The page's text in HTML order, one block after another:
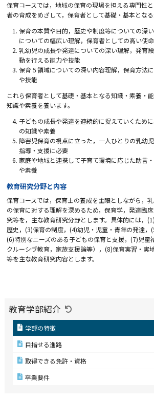
保育コースでは，地域の保育の現場を担える専門性
者の育成をめざして，保育者として基礎・基本となる
保育の本質や目的，歴史や制度等についての深
についての幅広い理解，保育者としての高い使
乳幼児の成長や発達についての深い理解，発育
動を行える能力や技能
保育５領域についての深い内容理解，保育方法
や技能
これら保育者として基礎・基本となる知識・素養・
知識や素養を養います。
子どもの成長や発達を連続的に捉えていくため
の知識や素養
障害児保育の視点に立った，一人ひとりの乳幼
指導・支援に必要
家庭や地域と連携して子育て環境に応じた助言
や素養
教育研究分野と内容
保育コースでは，保育士の養成を主眼としながら，
の保育に対する理解を深めるため，保育学，発達臨
究等を，主な教育研究分野とします。具体的には，
歴史，(3)保育の制度，(4)幼児・児童・青年の発達，
(6)特別なニーズのある子どもの保育と支援，(7)児童
クルーシヴ教育，家族支援論等），(8)保育実習・実
等を主な教育研究内容とします。
教育学部紹介
学部の特徴
目指せる進路
取得できる免許・資格
卒業要件